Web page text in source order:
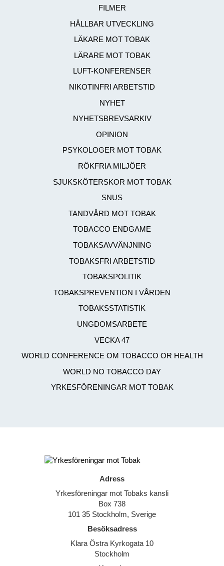
FILMER
HÅLLBAR UTVECKLING
LÄKARE MOT TOBAK
LÄRARE MOT TOBAK
LUFT-KONFERENSER
NIKOTINFRI ARBETSTID
NYHET
NYHETSBREVSARKIV
OPINION
PSYKOLOGER MOT TOBAK
RÖKFRIA MILJÖER
SJUKSKÖTERSKOR MOT TOBAK
SNUS
TANDVÅRD MOT TOBAK
TOBACCO ENDGAME
TOBAKSAVVÄNJNING
TOBAKSFRI ARBETSTID
TOBAKSPOLITIK
TOBAKSPREVENTION I VÅRDEN
TOBAKSSTATISTIK
UNGDOMSARBETE
VECKA 47
WORLD CONFERENCE OM TOBACCO OR HEALTH
WORLD NO TOBACCO DAY
YRKESFÖRENINGAR MOT TOBAK
Adress
Yrkesföreningar mot Tobaks kansli
Box 738
101 35 Stockholm, Sverige
Besöksadress
Klara Östra Kyrkogata 10
Stockholm